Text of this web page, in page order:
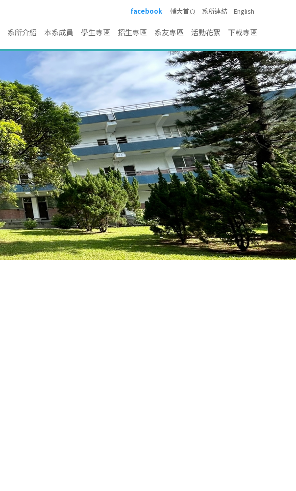
facebook 輔大首頁 系所連結 English
系所介紹 本系成員 學生專區 招生專區 系友專區 活動花絮 下載專區